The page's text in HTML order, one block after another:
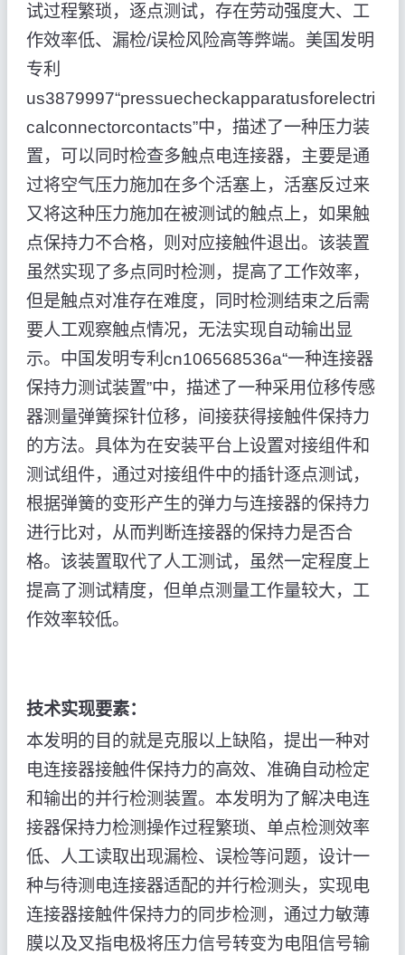
试过程繁琐，逐点测试，存在劳动强度大、工
作效率低、漏检/误检风险高等弊端。美国发明
专利
us3879997“pressuecheckapparatusforelectri
calconnectorcontacts”中，描述了一种压力装
置，可以同时检查多触点电连接器，主要是通
过将空气压力施加在多个活塞上，活塞反过来
又将这种压力施加在被测试的触点上，如果触
点保持力不合格，则对应接触件退出。该装置
虽然实现了多点同时检测，提高了工作效率，
但是触点对准存在难度，同时检测结束之后需
要人工观察触点情况，无法实现自动输出显
示。中国发明专利cn106568536a“一种连接器
保持力测试装置”中，描述了一种采用位移传感
器测量弹簧探针位移，间接获得接触件保持力
的方法。具体为在安装平台上设置对接组件和
测试组件，通过对接组件中的插针逐点测试，
根据弹簧的变形产生的弹力与连接器的保持力
进行比对，从而判断连接器的保持力是否合
格。该装置取代了人工测试，虽然一定程度上
提高了测试精度，但单点测量工作量较大，工
作效率较低。
技术实现要素：
本发明的目的就是克服以上缺陷，提出一种对
电连接器接触件保持力的高效、准确自动检定
和输出的并行检测装置。本发明为了解决电连
接器保持力检测操作过程繁琐、单点检测效率
低、人工读取出现漏检、误检等问题，设计一
种与待测电连接器适配的并行检测头，实现电
连接器接触件保持力的同步检测，通过力敏薄
膜以及叉指电极将压力信号转变为电阻信号输